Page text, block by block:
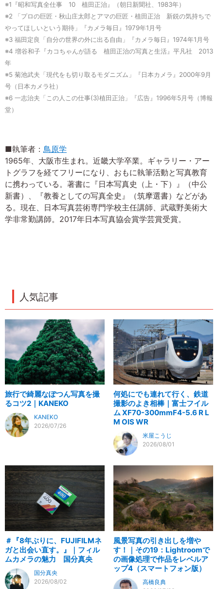
※1『昭和写真全仕事 10 植田正治』（朝日新聞社、1983年）
※2 「プロの巨匠・秋山庄太郎とアマの巨匠・植田正治 新鋭の気持ちで
やってほしいという期待」『カメラ毎日』1979年1月号
※3 福田定良「自分の世界の外に出る自由」『カメラ毎日』1974年1月号
※4 増谷和子『カコちゃんが語る 植田正治の写真と生活』平凡社 2013
年
※5 菊池武夫「現代をも切り取るモダニズム」『日本カメラ』2000年9月
号（日本カメラ社）
※6 一志治夫「この人この仕事(3)植田正治」『広告』1996年5月号（博報
堂）
■執筆者： 鳥原学
1965年、大阪市生まれ。近畿大学卒業。ギャラリー・アー
トグラフを経てフリーになり、おもに執筆活動と写真教育
に携わっている。著書に『日本写真史（上・下）』（中公
新書）、『教養としての写真全史』（筑摩選書）などがあ
る。現在、日本写真芸術専門学校主任講師、武蔵野美術大
学非常勤講師。2017年日本写真協会賞学芸賞受賞。
人気記事
旅行で綺麗なぽつん写真を撮
るコツ2｜KANEKO
KANEKO
2026/07/26
何処にでも連れて行く、鉄道
撮影のよき相棒｜富士フイル
ム XF70-300mmF4-5.6 R L
M OIS WR
米屋こうじ
2026/08/01
＃『8年ぶりに、FUJIFILMネ
ガと出会い直す。』｜フィル
ムカメラの魅力 国分真央
国分真央
2026/08/02
風景写真の引き出しを増や
す！｜その19：Lightroomで
の画像処理で作品をレベルア
ップ4（スマートフォン版）
高橋良典